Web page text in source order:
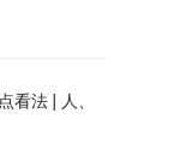
法 | 人、